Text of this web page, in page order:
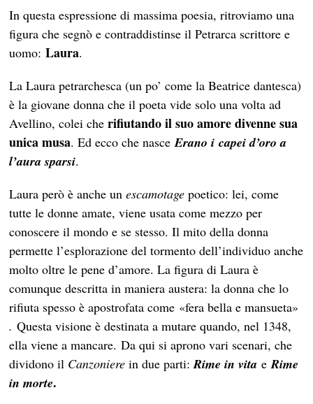
In questa espressione di massima poesia, ritroviamo una
figura che segnò e contraddistinse il Petrarca scrittore e
uomo:Laura.
La Laura petrarchesca (un po’ come la Beatrice dantesca)
è la giovane donna che il poeta vide solo una volta ad
Avellino, colei cherifiutando il suo amore divenne sua
unica musa. Ed ecco che nasceErano i capei d’oro a
l’aura sparsi.
Laura però è anche unescamotage poetico: lei, come
tutte le donne amate, viene usata come mezzo per
conoscere il mondo e se stesso. Il mito della donna
permette l’esplorazione del tormento dell’individuo anche
molto oltre le pene d’amore. La figura di Laura è
comunque descritta in maniera austera: la donna che lo
rifiuta spesso è apostrofata come «fera bella e mansueta»
.Questa visione è destinata a mutare quando, nel 1348,
ella viene a mancare. Da qui si aprono vari scenari, che
dividono il Canzoniere in due parti:Rime in vita eRime
in morte.